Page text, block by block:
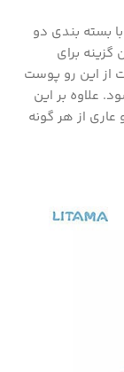
با بسته بندی دو
برای
دارای ۴ حفره است از این رو پوست
علاوه بر این
عاری از هر گونه